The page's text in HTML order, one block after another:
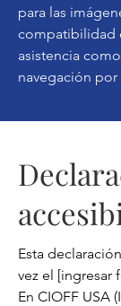
para las
compatibilidad
asistencia
navegación
Esta
vez el [ingresar
En CIOFF USA